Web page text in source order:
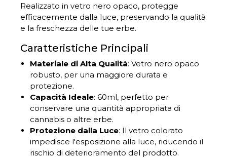
Realizzato in vetro nero opaco, protegge
efficacemente dalla luce, preservando la qualità
e la freschezza delle tue erbe.
Caratteristiche Principali
Materiale di Alta Qualità: Vetro nero opaco
robusto, per una maggiore durata e
protezione.
Capacità Ideale: 60ml, perfetto per
conservare una quantità appropriata di
cannabis o altre erbe.
Protezione dalla Luce: Il vetro colorato
impedisce l'esposizione alla luce, riducendo il
rischio di deterioramento del prodotto.